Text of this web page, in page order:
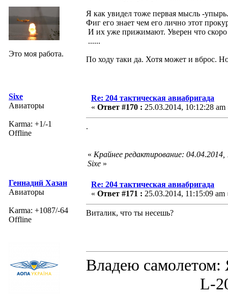
Это моя работа.
Я как увидел тоже первая мысль -
Фиг его знает чем его лично этот
И их уже прижимают. Уверен что скоро
......
По ходу таки да. Хотя может и вброс.
Sixe
Авиаторы
Karma: +1/-1
Offline
Re: 204 тактическая авиабригада
« Ответ #170 : 25.03.2014, 10:12:28 am
.
« Крайнее редактирование:
Sixe »
Геннадий Хазан
Авиаторы
Karma: +1087/-64
Offline
Re: 204 тактическая авиабригада
« Ответ #171 : 25.03.2014, 11:15:09 am
Виталик, что ты несешь?
Владею
L-200D